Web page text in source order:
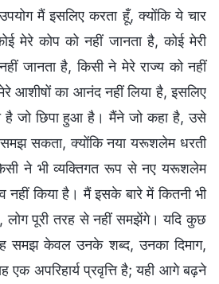
मैं इसलिए करता हूँ, क्योंकि ये चार
मेरे कोप को नहीं जानता है, कोई मेरी
जानता है, किसी ने मेरे राज्य को नहीं
आशीषों का आनंद नहीं लिया है, इसलिए
है जो छिपा हुआ है। मैंने जो कहा है, उसे
समझ सकता, क्योंकि नया यरूशलेम धरती
ने भी व्यक्तिगत रूप से नए यरूशलेम
नहीं किया है। मैं इसके बारे में कितनी भी
लोग पूरी तरह से नहीं समझेंगे। यदि कुछ
समझ केवल उनके शब्द, उनका दिमाग,
अपरिहार्य प्रवृत्ति है; यही आगे बढ़ने